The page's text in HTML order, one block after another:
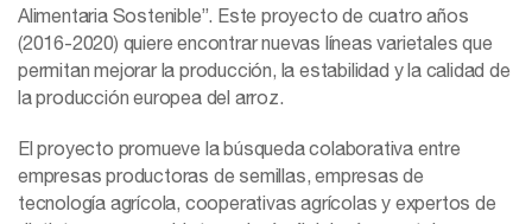
Alimentaria Sostenible”. Este proyecto de cuatro años
(2016-2020) quiere encontrar nuevas líneas varietales que
permitan mejorar la producción, la estabilidad y la calidad de
la producción europea del arroz.
El proyecto promueve la búsqueda colaborativa entre
empresas productoras de semillas, empresas de
tecnología agrícola, cooperativas agrícolas y expertos de